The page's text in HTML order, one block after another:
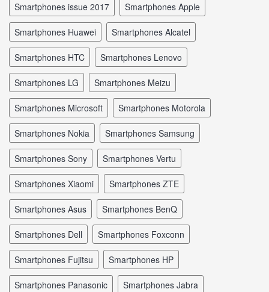
smartphones issue 2017 smartphones Apple
smartphones Huawei smartphones Alcatel
smartphones HTC smartphones Lenovo
smartphones LG smartphones Meizu
smartphones Microsoft smartphones Motorola
smartphones Nokia smartphones Samsung
smartphones Sony smartphones Vertu
smartphones Xiaomi smartphones ZTE
smartphones Asus smartphones BenQ
smartphones Dell smartphones Foxconn
smartphones Fujitsu smartphones HP
smartphones Panasonic smartphones Jabra